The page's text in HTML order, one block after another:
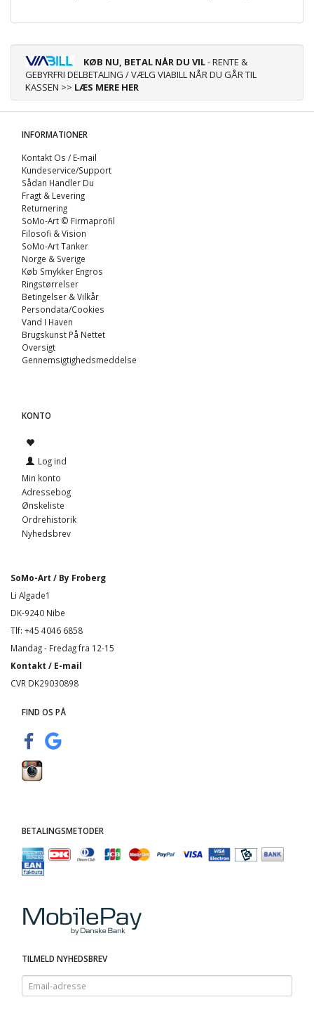
KØB NU, BETAL NÅR DU VIL- RENTE &
GEBYRFRI DELBETALING / VÆLG VIABILL NÅR DU GÅR TIL
KASSEN >> LÆS MERE HER
INFORMATIONER
Kontakt Os / E-mail
Kundeservice/Support
Sådan Handler Du
Fragt & Levering
Returnering
SoMo-Art © Firmaprofil
Filosofi & Vision
SoMo-Art Tanker
Norge & Sverige
Køb Smykker Engros
Ringstørrelser
Betingelser & Vilkår
Persondata/Cookies
Vand I Haven
Brugskunst På Nettet
Oversigt
Gennemsigtighedsmeddelse
KONTO
Log ind
Min konto
Adressebog
Ønskeliste
Ordrehistorik
Nyhedsbrev
SoMo-Art / By Froberg
Li Algade1
DK-9240 Nibe
Tlf: +45 4046 6858
Mandag - Fredag fra 12-15
Kontakt / E-mail
CVR DK29030898
FIND OS PÅ
BETALINGSMETODER
TILMELD NYHEDSBREV
Email-
adresse